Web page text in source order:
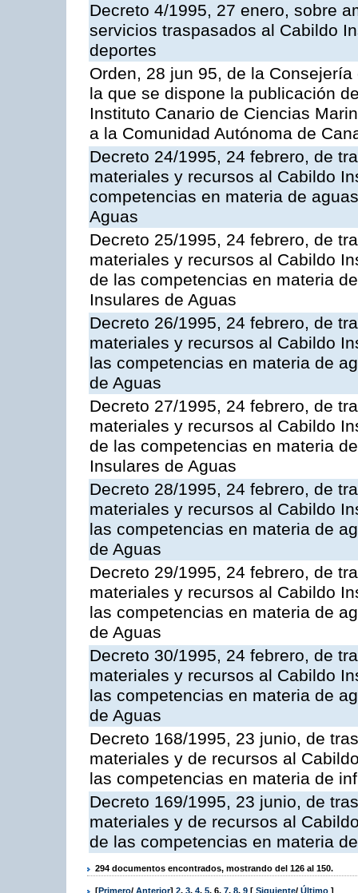
Decreto 4/1995, 27 enero, sobre
servicios traspasados al Cabildo
deportes
Orden, 28 jun 95, de la
la que se dispone la publicación
Instituto Canario de Ciencias
a la Comunidad Autónoma de
Decreto 24/1995, 24 febrero, de
materiales y recursos al Cabildo
competencias en materia de
Aguas
Decreto 25/1995, 24 febrero, de
materiales y recursos al Cabildo
de las competencias en materia
Insulares de Aguas
Decreto 26/1995, 24 febrero, de
materiales y recursos al Cabildo
las competencias en materia de
de Aguas
Decreto 27/1995, 24 febrero, de
materiales y recursos al Cabildo
de las competencias en materia
Insulares de Aguas
Decreto 28/1995, 24 febrero, de
materiales y recursos al Cabildo
las competencias en materia de
de Aguas
Decreto 29/1995, 24 febrero, de
materiales y recursos al Cabildo
las competencias en materia de
de Aguas
Decreto 30/1995, 24 febrero, de
materiales y recursos al Cabildo
las competencias en materia de
de Aguas
Decreto 168/1995, 23 junio, de
materiales y de recursos al
las competencias en materia de
Decreto 169/1995, 23 junio, de
materiales y de recursos al
de las competencias en materia
294 documentos encontrados, mostrando del 126 al 150.
[Primero/ Anterior] 2, 3, 4, 5, 6, 7, 8, 9 [ Siguiente/ Último ]